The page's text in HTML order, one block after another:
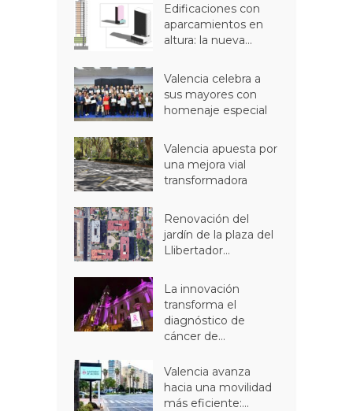
Edificaciones con
aparcamientos en
altura: la nueva...
Valencia celebra a
sus mayores con
homenaje especial
Valencia apuesta por
una mejora vial
transformadora
Renovación del
jardín de la plaza del
Llibertador...
La innovación
transforma el
diagnóstico de
cáncer de...
Valencia avanza
hacia una movilidad
más eficiente:...